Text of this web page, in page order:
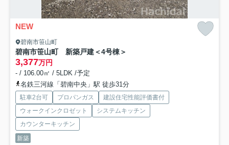
NEW
碧南市笹山町
碧南市笹山町 新築戸建＜4号棟＞
3,377万円
- / 106.00㎡ / 5LDK /予定
名鉄三河線「碧南中央」駅 徒歩31分
駐車2台可 プロパンガス
建設住宅性能評価書付
ウォークインクロゼット
システムキッチン
カウンターキッチン
新築